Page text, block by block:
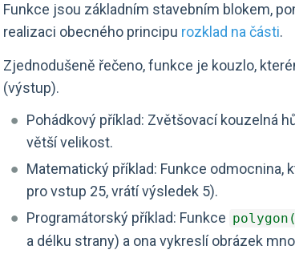
Funkce jsou základním stavebním blokem,
realizaci obecného principu rozklad na části.
Zjednodušeně řečeno, funkce je kouzlo,
(výstup).
Pohádkový příklad: Zvětšovací kouzelná
větší velikost.
Matematický příklad: Funkce odmocnina,
pro vstup 25, vrátí výsledek 5).
Programátorský příklad: Funkce
a délku strany) a ona vykreslí obrázek